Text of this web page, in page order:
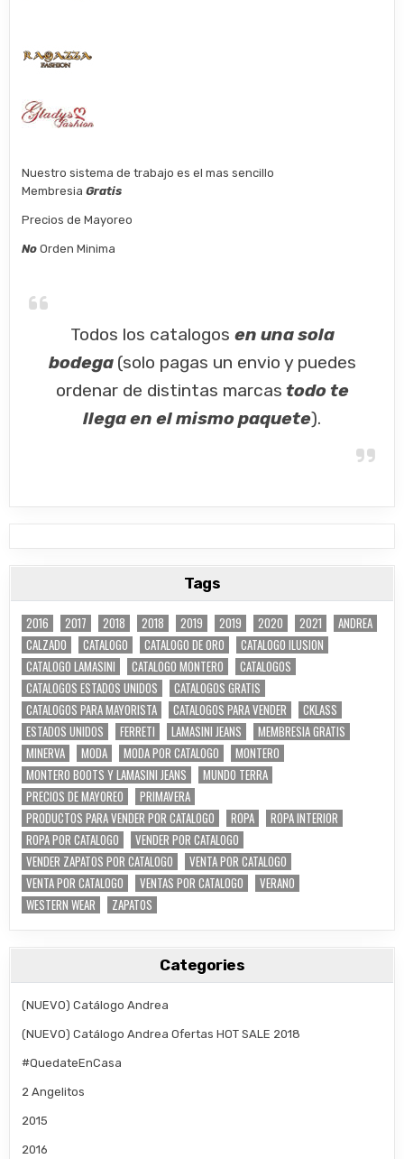
Nuestro sistema de trabajo es el mas sencillo
MembresiaGratis
Precios de Mayoreo
No Orden Minima
Todos los catalogos en una sola
bodega (solo pagas un envio y puedes
ordenar de distintas marcas todo te
llega en el mismo paquete).
Tags
2016 2017 2018 2018 2019 2019 2020 2021
ANDREA
CALZADO
CATALOGO CATALOGO DE ORO
CATALOGO ILUSION
CATALOGO LAMASINI
CATALOGO MONTERO
CATALOGOS
CATALOGOS ESTADOS UNIDOS
CATALOGOS GRATIS
CATALOGOS PARA MAYORISTA
CATALOGOS PARA VENDER
CKLASS
ESTADOS UNIDOS
FERRETI LAMASINI JEANS
MEMBRESIA GRATIS
MINERVA
MODA MODA POR CATALOGO
MONTERO
MONTERO BOOTS Y LAMASINI JEANS
MUNDO TERRA
PRECIOS DE MAYOREO
PRIMAVERA
PRODUCTOS PARA VENDER POR CATALOGO
ROPA
ROPA INTERIOR
ROPA POR CATALOGO
VENDER POR CATALOGO
VENDER ZAPATOS POR CATALOGO
VENTA POR CATALOGO
VENTA POR CATALOGO
VENTAS POR CATALOGO
VERANO
WESTERN WEAR
ZAPATOS
Categories
(NUEVO) Catálogo Andrea
(NUEVO) Catálogo Andrea Ofertas HOT SALE 2018
#QuedateEnCasa
2 Angelitos
2015
2016